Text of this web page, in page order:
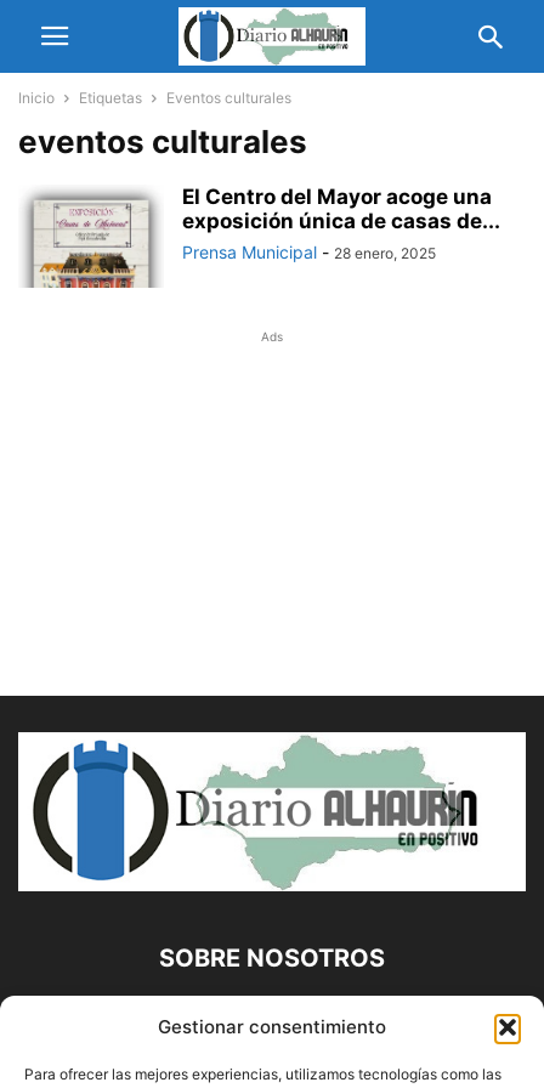
Gestionar consentimiento
Para ofrecer las mejores experiencias, utilizamos tecnologías como las
Inicio Etiquetas Eventos culturales
eventos culturales
El Centro del Mayor acoge una
exposición única de casas de...
Prensa Municipal - 28 enero, 2025
Ads
SOBRE NOSOTROS
Diario Alhaurín (www.alhaurindelatorre.com) Propiedad de
Francisco E. López López | 639 95 71 95 | Noticias de
Alhaurín de la Torre, Málaga y Provincia|